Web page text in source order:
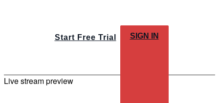
Start Free Trial SIGN IN
Live stream preview